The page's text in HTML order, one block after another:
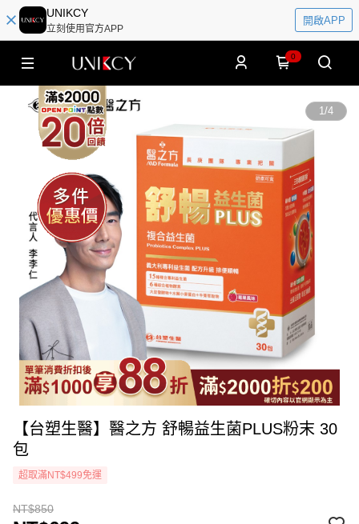
UNIKCY
立刻使用官方APP
開啟APP
0
1/4
【台塑生醫】醫之方 舒暢益生菌PLUS粉末 30
包
超取滿NT$499免運
NT$850